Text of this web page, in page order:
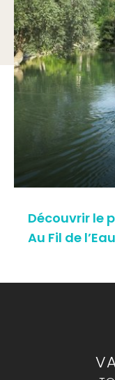
Découvrir le
Au Fil de l’Eau